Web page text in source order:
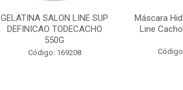
GELATINA SALON LINE SUP
DEFINICAO TODECACHO
550G
Código: 169208
Máscara
Line